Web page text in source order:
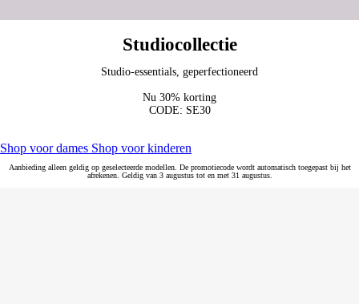
Studiocollectie
Studio-essentials, geperfectioneerd
Nu 30% korting
CODE: SE30
Shop voor dames Shop voor kinderen
Aanbieding alleen geldig op geselecteerde modellen. De promotiecode wordt automatisch toegepast bij het
afrekenen. Geldig van 3 augustus tot en met 31 augustus.